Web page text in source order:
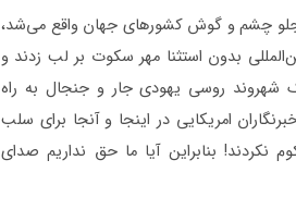
جلو چشم و گوش کشورهای جهان واقع می‌شد،
بدون استثنا مهر سکوت بر لب زدند و
روسی یهودی جار و جنجال به راه
امریکایی در اینجا و آنجا برای سلب
نکردند! بنابراین آیا ما حق نداریم صدای